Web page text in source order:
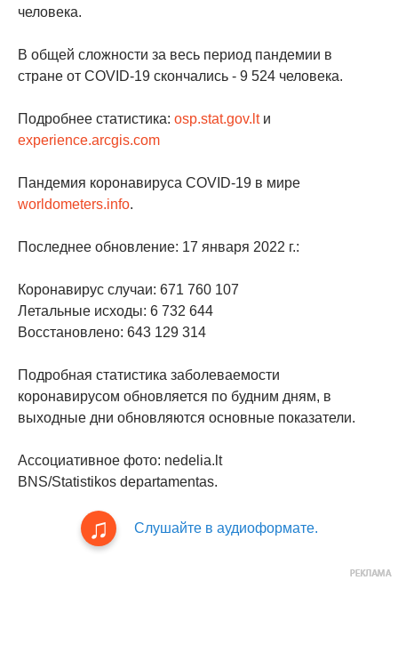
человека.
В общей сложности за весь период пандемии в
стране от COVID-19 скончались - 9 524 человека.
Подробнее статистика: osp.stat.gov.ltи
experience.arcgis.com
Пандемия коронавируса COVID-19 в мире
worldometers.info.
Последнее обновление: 17 января 2022 г.:
Коронавирус случаи: 671 760 107
Летальные исходы: 6 732 644
Восстановлено: 643 129 314
Подробная статистика заболеваемости
коронавирусом обновляется по будним дням, в
выходные дни обновляются основные показатели.
Ассоциативное фото: nedelia.lt
BNS/Statistikos departamentas.
Слушайте в аудиоформате.